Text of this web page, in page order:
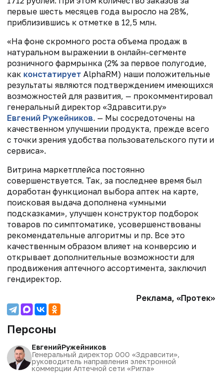
первые шесть месяцев года выросло на 28%,
приблизившись к отметке в 12,5 млн.
«На фоне скромного роста объема продаж в
натуральном выражении в онлайн-сегменте
розничного фармрынка (2% за первое полугодие,
как констатирует AlphaRM) наши положительные
результаты являются подтверждением имеющихся
возможностей для развития, — прокомментировал
генеральный директор «Здравсити.ру»
Евгений Ружейников. — Мы сосредоточены на
качественном улучшении продукта, прежде всего
с точки зрения удобства пользовательского пути и
сервиса».
Витрина маркетплейса постоянно
совершенствуется. Так, за последнее время был
доработан функционал выбора аптек на карте,
поисковая выдача дополнена «умными
подсказками», улучшен конструктор подборок
товаров по симптоматике, усовершенствованы
рекомендательные алгоритмы и пр. Все это
качественным образом влияет на конверсию и
открывает дополнительные возможности для
продвижения аптечного ассортимента, заключил
гендиректор.
Реклама, «Протек»
Персоны
ЕвгенийРужейников
Генеральный директор ООО «Здравсити»,
руководитель направления электронной
коммерции Аптечной сети «Ригла»